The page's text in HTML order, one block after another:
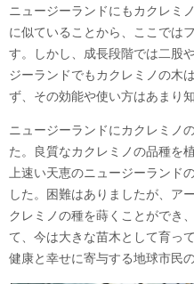
ニュージーランドにもカクレミ
に似ていることから、ここでは
す。しかし、成長段階では二股
ジーランドでもカクレミノの木
ず、その効能や使い方はあまり
ニュージーランドにカクレミノ
た。良質なカクレミノの品種を
上速い天恵のニュージーランド
した。困難はありましたが、ア
クレミノの種を蒔くことができ
て、今は大きな苗木として育っ
健康と幸せに寄与する地球市民